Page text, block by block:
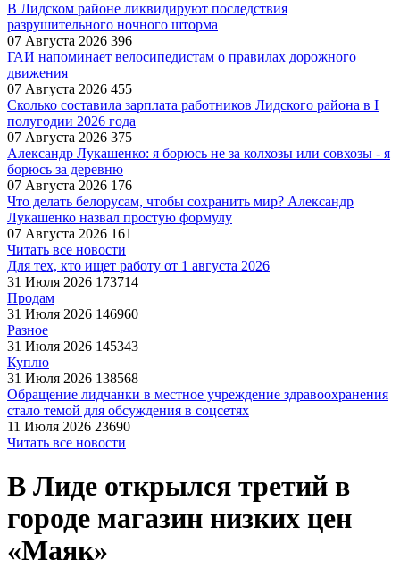
В Лидском районе ликвидируют последствия
разрушительного ночного шторма
07 Августа 2026 396
ГАИ напоминает велосипедистам о правилах дорожного
движения
07 Августа 2026 455
Сколько составила зарплата работников Лидского района в I
полугодии 2026 года
07 Августа 2026 375
Александр Лукашенко: я борюсь не за колхозы или совхозы - я
борюсь за деревню
07 Августа 2026 176
Что делать белорусам, чтобы сохранить мир? Александр
Лукашенко назвал простую формулу
07 Августа 2026 161
Читать все новости
Для тех, кто ищет работу от 1 августа 2026
31 Июля 2026 173714
Продам
31 Июля 2026 146960
Разное
31 Июля 2026 145343
Куплю
31 Июля 2026 138568
Обращение лидчанки в местное учреждение здравоохранения
стало темой для обсуждения в соцсетях
11 Июля 2026 23690
Читать все новости
В Лиде открылся третий в
городе магазин низких цен
«Маяк»